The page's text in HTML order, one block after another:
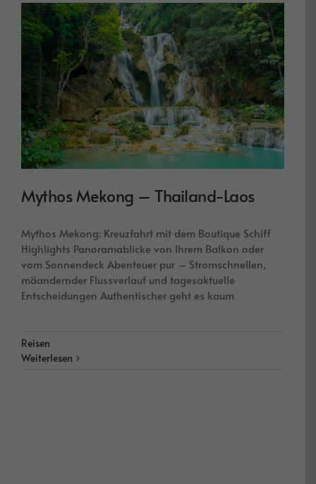
Mythos Mekong – Thailand-Laos
Mythos Mekong: Kreuzfahrt mit dem Boutique Schiff
Highlights Panoramablicke von Ihrem Balkon oder
vom Sonnendeck Abenteuer pur – Stromschnellen,
mäandernder Flussverlauf und tagesaktuelle
Entscheidungen Authentischer geht es kaum
Reisen
Weiterlesen